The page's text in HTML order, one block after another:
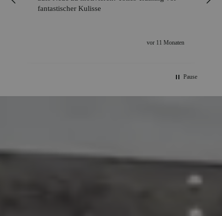
fantastischer Kulisse
vor 11 Monaten
Pause